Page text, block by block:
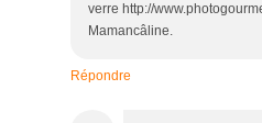
verre http://
Mamancâline.
Répondre